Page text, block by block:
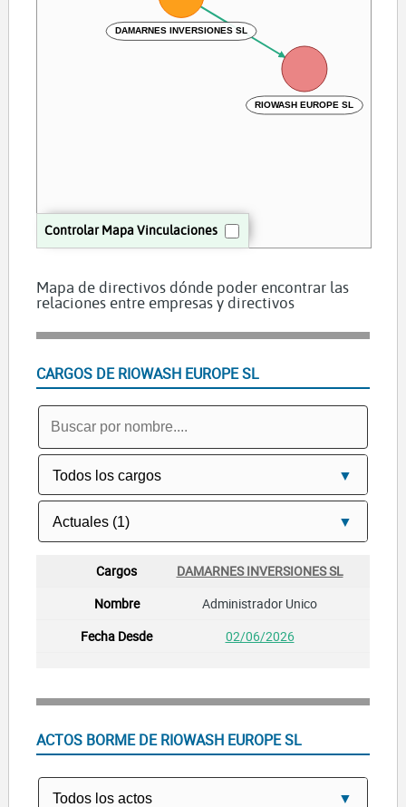
Controlar Mapa Vinculaciones
RIOWASH EUROPE SL
DAMARNES INVERSIONES SL
Mapa de directivos dónde poder encontrar las
relaciones entre empresas y directivos
CARGOS DE RIOWASH EUROPE SL
DAMARNES INVERSIONES SL
Administrador Unico
02/06/2026
ACTOS BORME DE RIOWASH EUROPE SL